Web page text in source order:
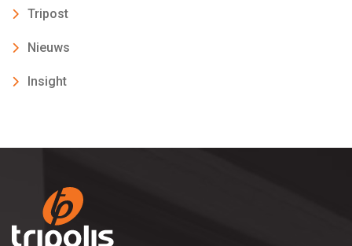
Tripost
Nieuws
Insight